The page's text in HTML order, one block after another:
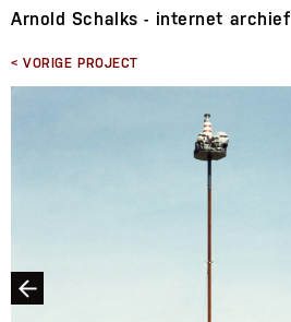
Arnold Schalks - internet archief
< VORIGE PROJECT